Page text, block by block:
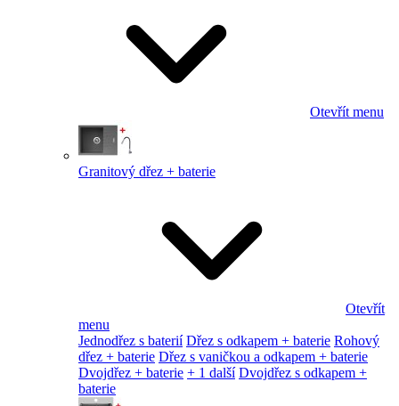
Otevřít menu
Granitový dřez + baterie
Otevřít
menu
Jednodřez s baterií Dřez s odkapem + baterie Rohový
dřez + baterie Dřez s vaničkou a odkapem + baterie
Dvojdřez + baterie + 1 další Dvojdřez s odkapem +
baterie